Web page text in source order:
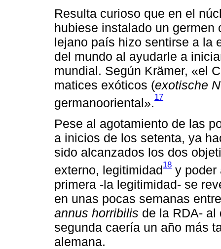
Resulta curioso que en el
hubiese instalado un
lejano país hizo sentirse a la
del mundo al ayudarle a
mundial. Según Krämer, «el
matices exóticos (exotische
germanooriental».17
Pese al agotamiento de las
a inicios de los setenta, ya
sido alcanzados los dos
externo, legitimidad18 y poder
primera -la legitimidad- se
en unas pocas semanas
annus horribilis de la RDA- al
segunda caería un año más
alemana.